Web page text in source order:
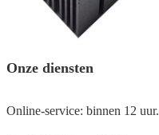
Onze diensten
Online-service: binnen 12 uur.